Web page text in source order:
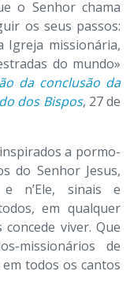
o Senhor chama
os seus passos:
Igreja missionária,
do mundo»
da conclusão da
dos Bispos, 27 de
a pormo-
do Senhor Jesus,
n’Ele, sinais e
em qualquer
viver. Que
missionários de
todos os cantos